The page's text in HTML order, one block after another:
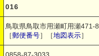
016
鳥取県鳥取市用瀬町用瀬471-8
［郵便番号］［地図表示］